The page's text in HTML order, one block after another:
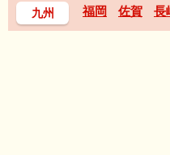
九州
福岡 佐賀 長